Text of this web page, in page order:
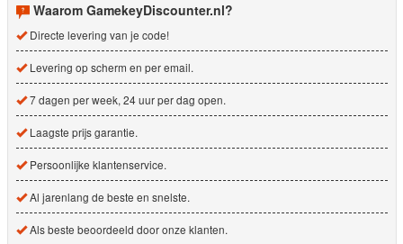
Waarom GamekeyDiscounter.nl?
Directe levering van je code!
Levering op scherm en per email.
7 dagen per week, 24 uur per dag open.
Laagste prijs garantie.
Persoonlijke klantenservice.
Al jarenlang de beste en snelste.
Als beste beoordeeld door onze klanten.